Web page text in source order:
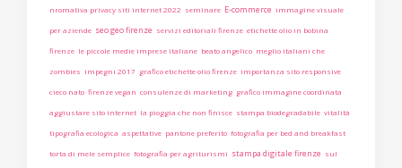
nromativa privacy siti internet 2022 seminare E-commerce immagine visuale
per aziende seo geo firenze servizi editoriali firenze etichette olio in bobina
firenze le piccole medie imprese italiane beato angelico meglio italiani che
zombies impegni 2017 grafico etichette olio firenze importanza sito responsive
cieco nato firenze vegan consulenze di marketing grafico immagine coordinata
aggiustare sito internet la pioggia che non finisce stampa biodegradabile vitalità
tipografia ecologica aspettative pantone preferito fotografia per bed and breakfast
torta di mele semplice fotografia per agriturismi stampa digitale firenze sul